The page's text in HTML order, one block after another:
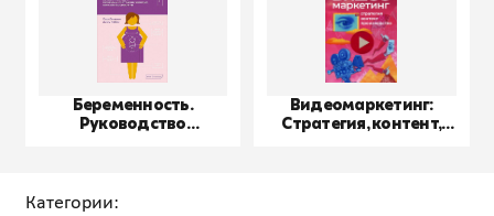
Беременность.
Руководство
Видеомаркетинг:
Стратегия, контент,
Категории: